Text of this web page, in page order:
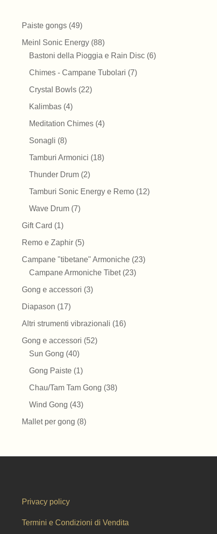
Paiste gongs 4949
prodotti
Meinl Sonic Energy 8888
prodotti
Bastoni della Pioggia e Rain Disc 66
Chimes - Campane Tubolari 77
Crystal Bowls 2222
Kalimbas 44
prodotti
Meditation Chimes 44
Sonagli 88
prodotti
Tamburi Armonici 1818
Thunder Drum 22
Tamburi Sonic Energy e Remo 1212
Wave Drum 77
Gift Card 11
prodotto
Remo e Zaphir 55
prodotti
Campane "tibetane" Armoniche 2323
Campane Armoniche Tibet 2323
Gong e accessori 33
Diapason 1717
prodotti
Altri strumenti vibrazionali 1616
Gong e accessori 5252
Sun Gong 4040
prodotti
Gong Paiste 11
prodotto
Chau/Tam Tam Gong 3838
Wind Gong 4343
prodotti
Mallet per gong 88
Privacy policy
Termini e Condizioni di Vendita